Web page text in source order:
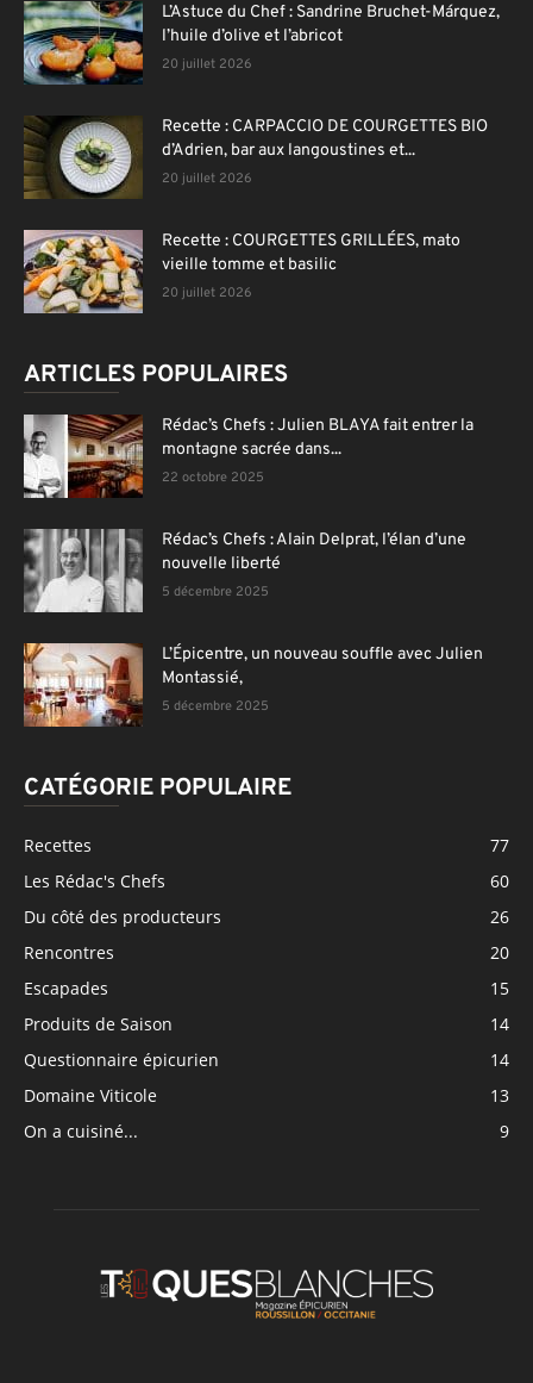
L’Astuce du Chef : Sandrine Bruchet-Márquez,
l’huile d’olive et l’abricot
20 juillet 2026
Recette : CARPACCIO DE COURGETTES BIO
d’Adrien, bar aux langoustines et...
20 juillet 2026
Recette : COURGETTES GRILLÉES, mato
vieille tomme et basilic
20 juillet 2026
ARTICLES POPULAIRES
Rédac’s Chefs : Julien BLAYA fait entrer la
montagne sacrée dans...
22 octobre 2025
Rédac’s Chefs : Alain Delprat, l’élan d’une
nouvelle liberté
5 décembre 2025
L’Épicentre, un nouveau souffle avec Julien
Montassié,
5 décembre 2025
CATÉGORIE POPULAIRE
Recettes
77
Les Rédac's Chefs
60
Du côté des producteurs
26
Rencontres
20
Escapades
15
Produits de Saison
14
Questionnaire épicurien
14
Domaine Viticole
13
On a cuisiné...
9